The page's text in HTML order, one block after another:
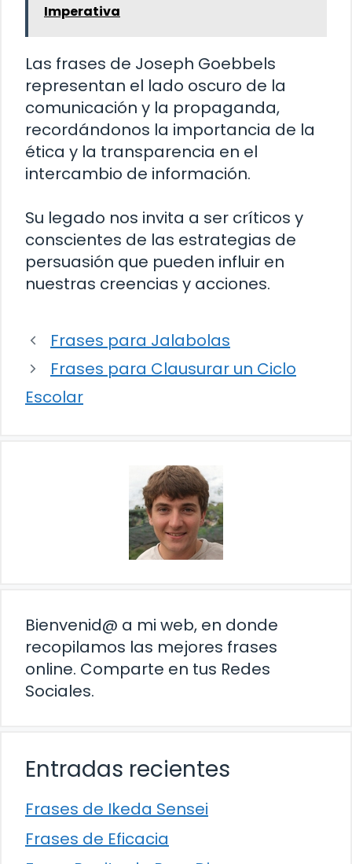
Imperativa
Las frases de Joseph Goebbels
representan el lado oscuro de la
comunicación y la propaganda,
recordándonos la importancia de la
ética y la transparencia en el
intercambio de información.
Su legado nos invita a ser críticos y
conscientes de las estrategias de
persuasión que pueden influir en
nuestras creencias y acciones.
Frases para Jalabolas
Frases para Clausurar un Ciclo
Escolar
Bienvenid@ a mi web, en donde
recopilamos las mejores frases
online. Comparte en tus Redes
Sociales.
Entradas recientes
Frases de Ikeda Sensei
Frases de Eficacia